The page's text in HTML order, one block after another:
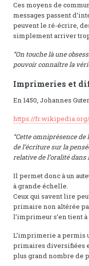
Ces moyens de
messages passent
peuvent le ré-écrire,
simplement arriver
“On touche là une
pouvoir connaître la
Imprimeries et
En 1450, Johannes
https://
“Cette omniprésence
de l’écriture sur la
relative de l’oralité dans
Il permet donc à un
à grande échelle.
Ceux qui savent lire
primaire non altérée
l’imprimeur s’en tient
L’imprimerie a permis
primaires diversifiées
plus grand nombre de